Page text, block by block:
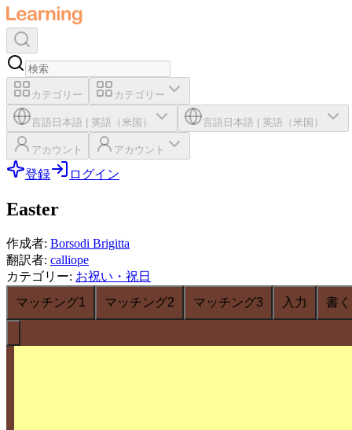
カテゴリー カテゴリー
言語 日本語 英語（米国） 言語 日本語 英語（米国）
アカウント アカウント
登録 ログイン
Easter
作成者: Borsodi Brigitta
翻訳者: calliope
カテゴリー: お祝い・祝日
マッチング1
マッチング2 マッチング3 入力 書く